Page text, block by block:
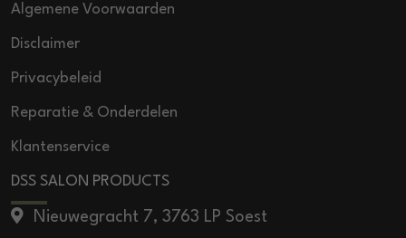
Algemene Voorwaarden
Disclaimer
Privacybeleid
Reparatie & Onderdelen
Klantenservice
DSS SALON PRODUCTS
Nieuwegracht 7, 3763 LP Soest